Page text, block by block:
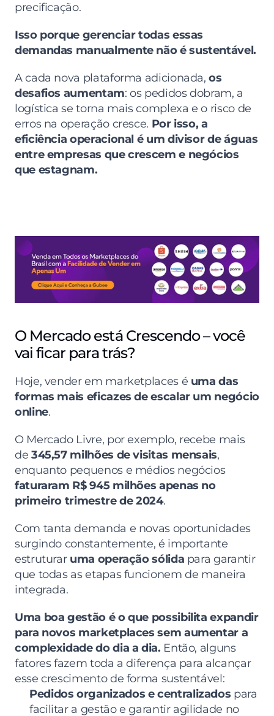
precificação.
Isso porque gerenciar todas essas
demandas manualmente não é sustentável.
A cada nova plataforma adicionada, os
desafios aumentam: os pedidos dobram, a
logística se torna mais complexa e o risco de
erros na operação cresce. Por isso, a
eficiência operacional é um divisor de águas
entre empresas que crescem e negócios
que estagnam.
O Mercado está Crescendo – você
vai ficar para trás?
Hoje, vender em marketplaces é uma das
formas mais eficazes de escalar um negócio
online.
O Mercado Livre, por exemplo, recebe mais
de 345,57 milhões de visitas mensais,
enquanto pequenos e médios negócios
faturaram R$ 945 milhões apenas no
primeiro trimestre de 2024.
Com tanta demanda e novas oportunidades
surgindo constantemente, é importante
estruturar uma operação sólida para garantir
que todas as etapas funcionem de maneira
integrada.
Uma boa gestão é o que possibilita expandir
para novos marketplaces sem aumentar a
complexidade do dia a dia. Então, alguns
fatores fazem toda a diferença para alcançar
esse crescimento de forma sustentável:
Pedidos organizados e centralizados para
facilitar a gestão e garantir agilidade no